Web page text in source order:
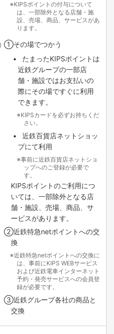
KIPSポイントの付与について
は、一部除外となる店舗・施
設、売場、商品、サービスがあ
ります。
①その場でつかう
たまったKIPSポイントは
近鉄グループの一部店
舗・施設ではお支払いの
際にその場ですぐに利用
できます。
KIPSカードを必ずお持ちくだ
さい。
近鉄百貨店ネットショッ
プにて利用
事前に近鉄百貨店ネットショ
ップへのご登録が必要で
す。
KIPSポイントのご利用につ
いては、一部除外となる店
舗・施設、売場、商品、サ
ービスがあります。
②近鉄特急netポイントへの交
換
近鉄特急netポイントへの交換に
は、事前にKIPS WEBサービス
および近鉄電車インターネット
予約・発売サービスへの会員登
録が必要です。
③近鉄グループ各社の商品と
交換